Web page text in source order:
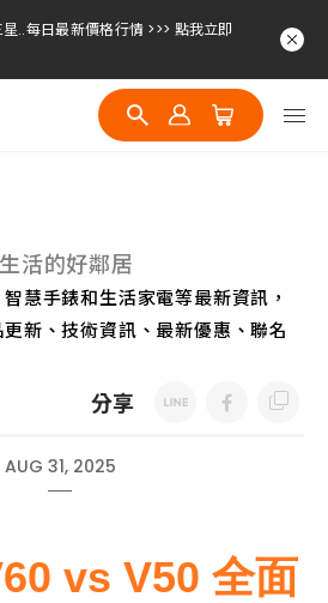
每日最新價格行情 >>> 點我立即
..每日最新價格行情 >>> 點我立即
..每日最新價格行情 >>> 點我立即
活的好鄰居
慧手錶和生活家電等最新資訊，
新、技術資訊、最新優惠、聯名
分享
AUG 31, 2025
vs V50 全面